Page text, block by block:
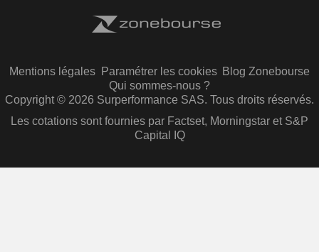
Mentions légales Paramétrer les cookies Blog Zonebourse
Qui sommes-nous ?
Copyright © 2026 Surperformance SAS. Tous droits réservés.
Les cotations sont fournies par Factset, Morningstar et S&P
Capital IQ